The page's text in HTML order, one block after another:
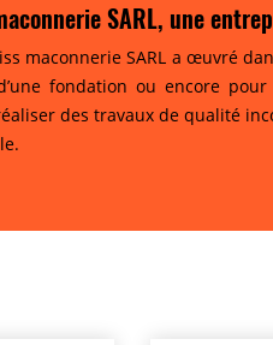
SARL, une
maconnerie SARL a œuvré
fondation ou encore
des travaux de qualité